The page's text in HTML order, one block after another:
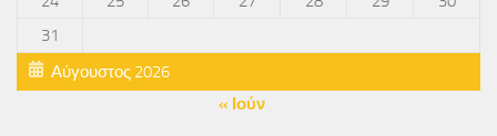
Αύγουστος 2026
31
« Ιούν